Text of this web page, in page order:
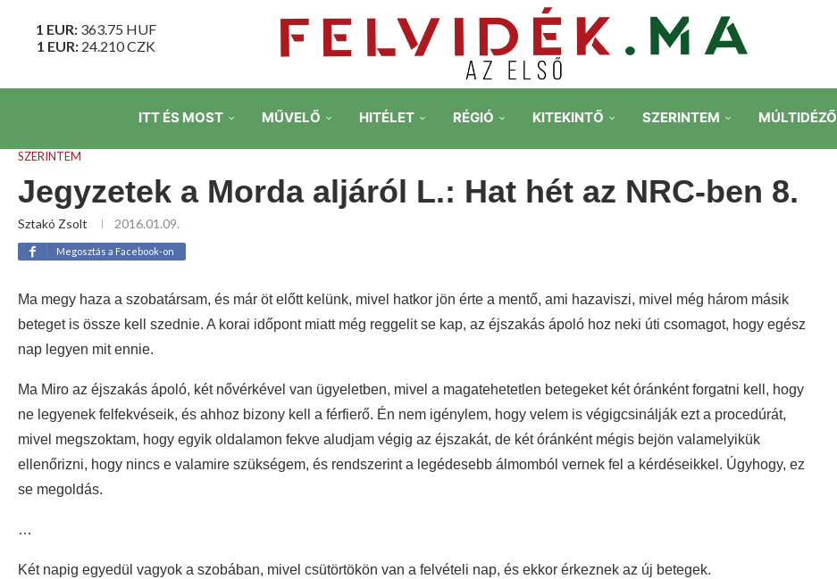
1 EUR: 363.75 HUF
1 EUR: 24.210CZK
ITT ÉS MOST MŰVELŐ HITÉLET RÉGIÓ KITEKINTŐ SZERINTEM MÚLTIDÉZŐ
SZERINTEM
Jegyzetek a Morda aljáról L.: Hat hét az NRC-ben 8.
Sztakó Zsolt 2016.01.09.
Megosztás a Facebook-on
Ma megy haza a szobatársam, és már öt előtt kelünk, mivel hatkor jön érte a mentő, ami hazaviszi, mivel még három másik
beteget is össze kell szednie. A korai időpont miatt még reggelit se kap, az éjszakás ápoló hoz neki úti csomagot, hogy egész
nap legyen mit ennie.
Ma Miro az éjszakás ápoló, két nővérkével van ügyeletben, mivel a magatehetetlen betegeket két óránként forgatni kell, hogy
ne legyenek felfekvéseik, és ahhoz bizony kell a férfierő. Én nem igénylem, hogy velem is végigcsinálják ezt a procedúrát,
mivel megszoktam, hogy egyik oldalamon fekve aludjam végig az éjszakát, de két óránként mégis bejön valamelyikük
ellenőrizni, hogy nincs e valamire szükségem, és rendszerint a legédesebb álmomból vernek fel a kérdéseikkel. Úgyhogy, ez
se megoldás.
…
Két napig egyedül vagyok a szobában, mivel csütörtökön van a felvételi nap, és ekkor érkeznek az új betegek.